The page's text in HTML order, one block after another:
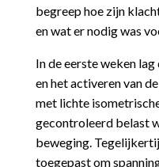
begreep hoe zijn
en wat er nodig was
In de eerste weken
en het activeren van
met lichte
gecontroleerd belast
beweging.
toegepast om